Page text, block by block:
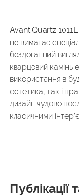
Avant Quartz
не вимагає
бездоганний
кварцовий камінь
використання в
естетика, так і
дизайн чудово
класичними
Публікації